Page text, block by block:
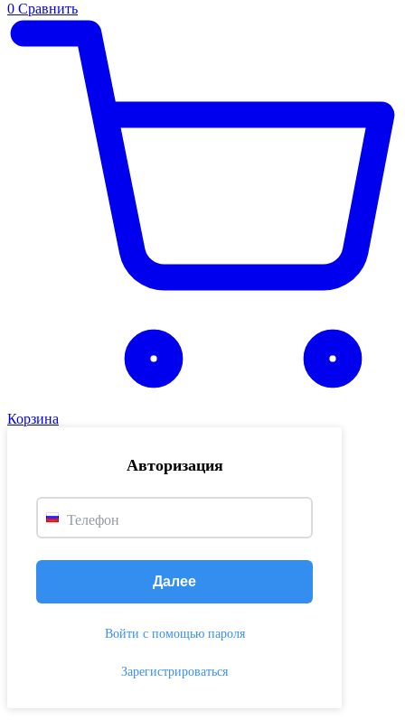
0 Сравнить
Корзина
Авторизация
Телефон
Далее
Войти с помощью пароля
Зарегистрироваться